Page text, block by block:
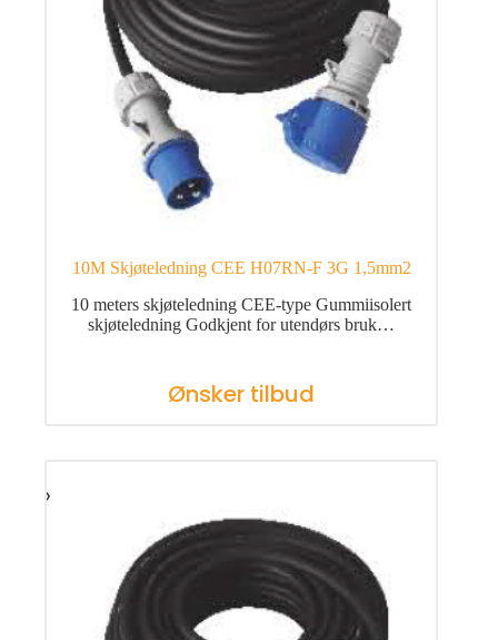
10M Skjøteledning CEE H07RN-F 3G 1,5mm2
10 meters skjøteledning CEE-type Gummiisolert
skjøteledning Godkjent for utendørs bruk…
Ønsker tilbud